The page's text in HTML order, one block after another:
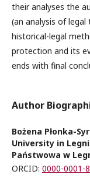
their analyses the
(an analysis of
historical-legal
protection and its
ends with final
Author
Bożena Płonka-
University in
Państwowa w
ORCID: 0000-0001-